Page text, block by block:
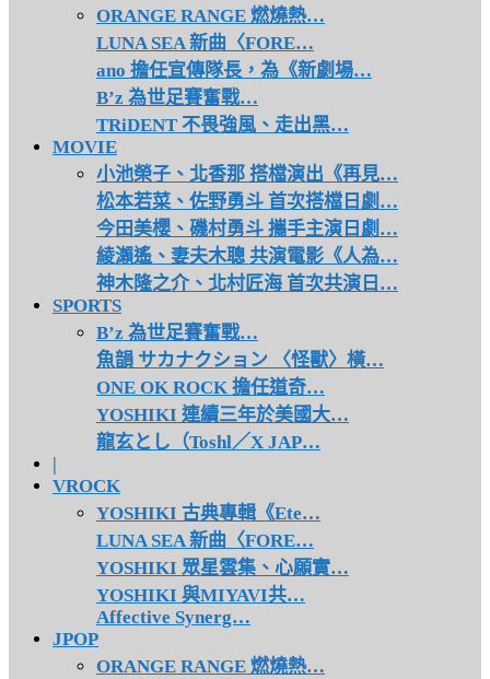
ORANGE RANGE 燃燒熱…
LUNA SEA 新曲〈FORE…
ano 擔任宣傳隊長，為《新劇場…
B’z 為世足賽奮戰…
TRiDENT 不畏強風、走出黑…
MOVIE
小池榮子、北香那 搭檔演出《再見…
松本若菜、佐野勇斗 首次搭檔日劇…
今田美櫻、磯村勇斗 攜手主演日劇…
綾瀨遙、妻夫木聰 共演電影《人為…
神木隆之介、北村匠海 首次共演日…
SPORTS
B’z 為世足賽奮戰…
魚韻 サカナクション 〈怪獸〉橫…
ONE OK ROCK 擔任道奇…
YOSHIKI 連續三年於美國大…
龍玄とし（Toshl／X JAP…
|
VROCK
YOSHIKI 古典專輯《Ete…
LUNA SEA 新曲〈FORE…
YOSHIKI 眾星雲集、心願實…
YOSHIKI 與MIYAVI共…
Affective Synerg…
JPOP
ORANGE RANGE 燃燒熱…